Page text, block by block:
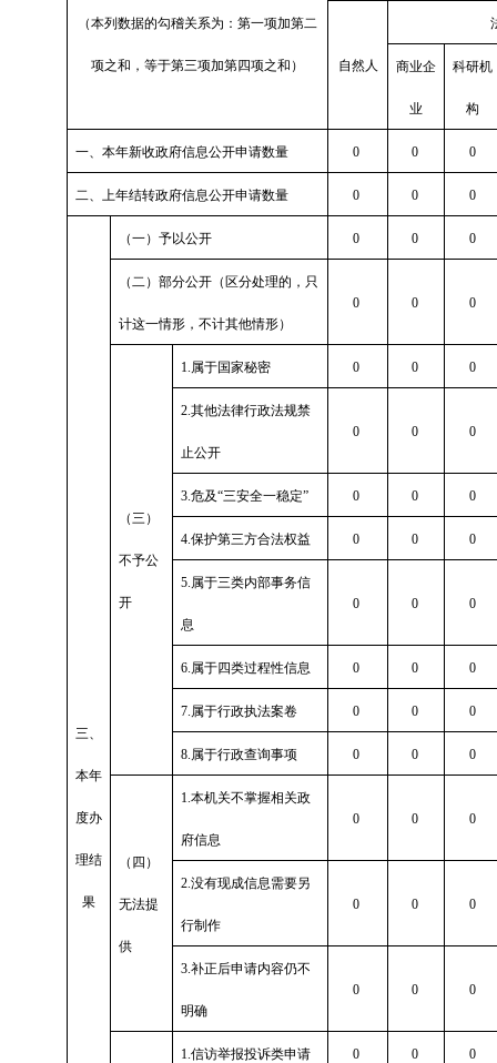
（本列数据的勾稽关系为：第一项加第二
项之和，等于第三项加第四项之和） 自然人 商业企
业
科研机
构
一、本年新收政府信息公开申请数量 0 0 0
二、上年结转政府信息公开申请数量 0 0 0
三、
本年
度办
理结
果
（一）予以公开 0 0 0
（二）部分公开（区分处理的，只
计这一情形，不计其他情形）
0 0 0
（三）
不予公
开
1.属于国家秘密 0 0 0
2.其他法律行政法规禁
止公开
0 0 0
3.危及“三安全一稳定” 0 0 0
4.保护第三方合法权益 0 0 0
5.属于三类内部事务信
息
0 0 0
6.属于四类过程性信息 0 0 0
7.属于行政执法案卷 0 0 0
8.属于行政查询事项 0 0 0
（四）
无法提
供
1.本机关不掌握相关政
府信息
0 0 0
2.没有现成信息需要另
行制作
0 0 0
3.补正后申请内容仍不
明确
0 0 0
1.信访举报投诉类申请 0 0 0